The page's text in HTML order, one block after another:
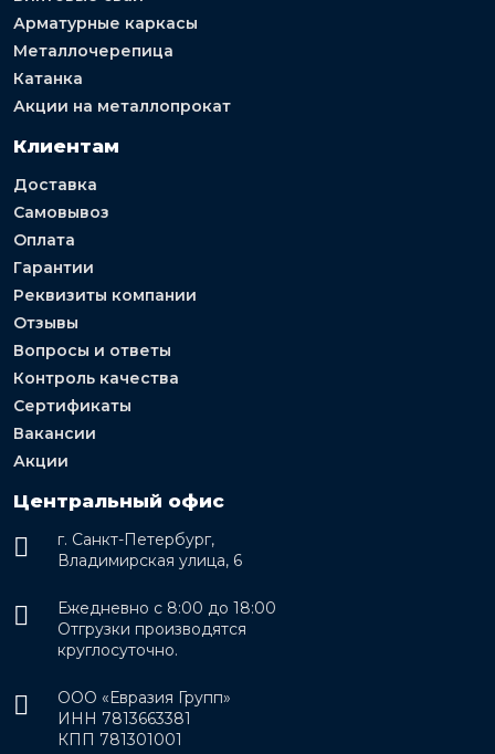
Арматурные каркасы
Металлочерепица
Катанка
Акции на металлопрокат
Клиентам
Доставка
Самовывоз
Оплата
Гарантии
Реквизиты компании
Отзывы
Вопросы и ответы
Контроль качества
Сертификаты
Вакансии
Акции
Центральный офис
г. Санкт-Петербург,
Владимирская улица, 6
Ежедневно с 8:00 до 18:00
Отгрузки производятся
круглосуточно.
ООО «Евразия Групп»
ИНН 7813663381
КПП 781301001